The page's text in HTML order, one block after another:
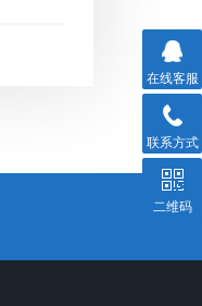
在线客服
联系方式
二维码